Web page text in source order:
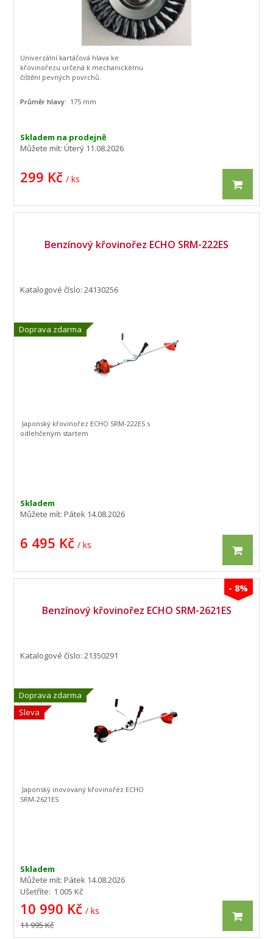
Skladem na prodejně
Můžete mít:Úterý 11.08.2026
299 Kč / ks
Univerzální kartáčová hlava ke
křovinořezu určená k mechanickému
čištění pevných povrchů.
Průměr hlavy: 175 mm
Benzínový křovinořez ECHO SRM-222ES
Doprava zdarma
Katalogové číslo: 24130256
Skladem
Můžete mít:Pátek 14.08.2026
6 495 Kč / ks
Japonský křovinořez ECHO SRM-222ES s
odlehčeným startem
Benzínový křovinořez ECHO SRM-2621ES
Doprava zdarma
Sleva
- 8%
Katalogové číslo: 21350291
Skladem
Můžete mít:Pátek 14.08.2026
11 995 Kč
Ušetříte: 1 005 Kč
10 990 Kč / ks
Japonský inovovaný křovinořez ECHO
SRM-2621ES